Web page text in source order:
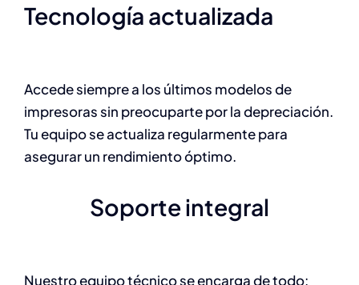
Tecnología actualizada
Accede siempre a los últimos modelos de
impresoras sin preocuparte por la depreciación.
Tu equipo se actualiza regularmente para
asegurar un rendimiento óptimo.
Soporte integral
Nuestro equipo técnico se encarga de todo: